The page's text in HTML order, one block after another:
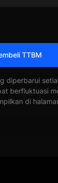
TTBM
diperbarui
berfluktuasi
di